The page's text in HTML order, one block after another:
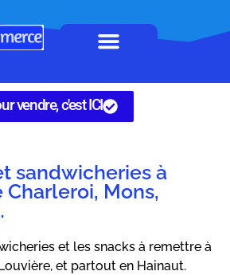
vendre, c'est ICI
sandwicheries à
Mons,
et les snacks à remettre à
et partout en Hainaut.